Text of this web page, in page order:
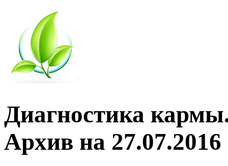
Диагностика
Архив на 27.07.2016